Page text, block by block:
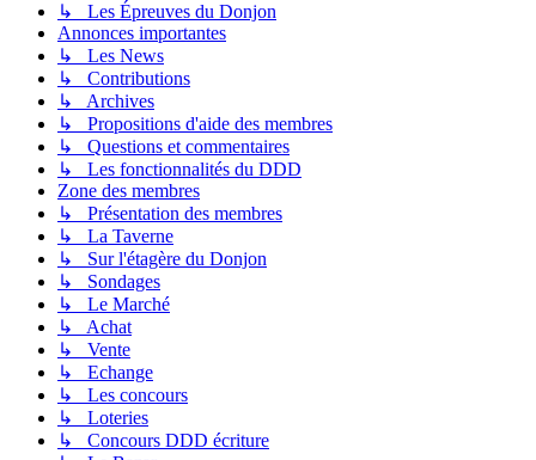
↳ Les Épreuves du Donjon
Annonces importantes
↳ Les News
↳ Contributions
↳ Archives
↳ Propositions d'aide des membres
↳ Questions et commentaires
↳ Les fonctionnalités du DDD
Zone des membres
↳ Présentation des membres
↳ La Taverne
↳ Sur l'étagère du Donjon
↳ Sondages
↳ Le Marché
↳ Achat
↳ Vente
↳ Echange
↳ Les concours
↳ Loteries
↳ Concours DDD écriture